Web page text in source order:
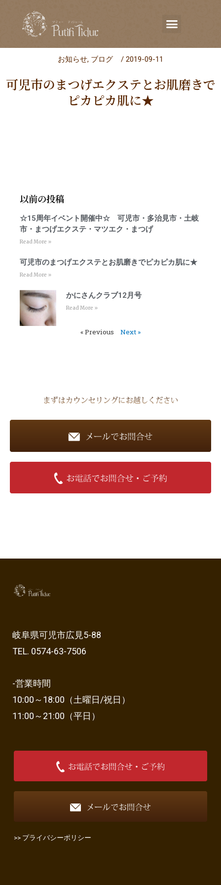
お知らせ, ブログ / 2019-09-11
可児市のまつげエクステとお肌磨きで
ピカピカ肌に★
以前の投稿
☆15周年イベント開催中☆ 可児市・多治見市・土岐
市・まつげエクステ・マツエク・まつげ
Read More »
可児市のまつげエクステとお肌磨きでピカピカ肌に★
Read More »
かにさんクラブ12月号
Read More »
« Previous Next »
岐阜県可児市広見5-88
TEL. 0574-63-7506
-営業時間
10:00～18:00（土曜日/祝日）
11:00～21:00（平日）
>> プライバシーポリシー